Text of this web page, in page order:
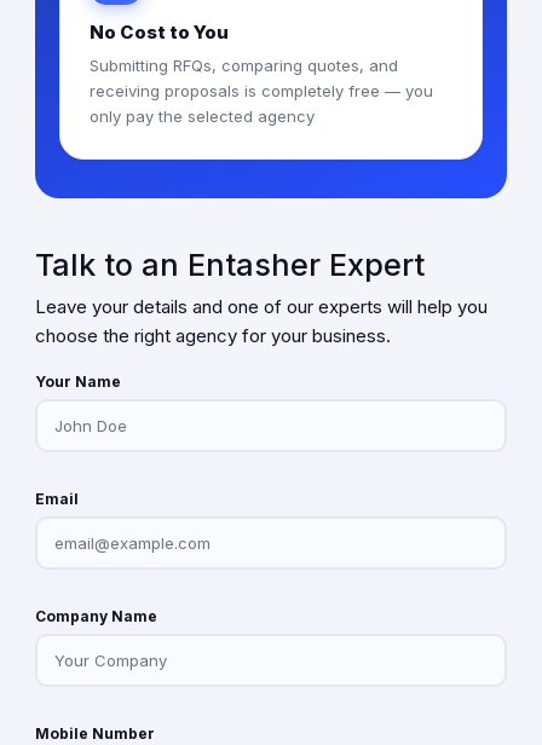
No Cost to You
Submitting RFQs, comparing quotes, and
receiving proposals is completely free — you
only pay the selected agency
Talk to an Entasher Expert
Leave your details and one of our experts will help you
choose the right agency for your business.
Your Name
Email
Company Name
Mobile Number